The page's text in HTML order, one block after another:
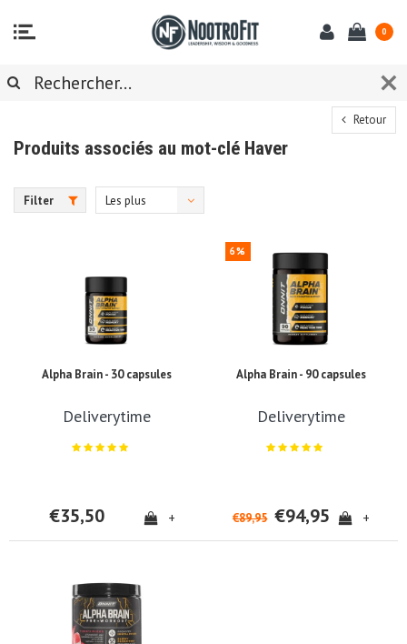
0
Retour
Produits associés au mot-clé Haver
Filter
Les plus
Alpha Brain - 30 capsules
Deliverytime
€35,50 +
6%
Alpha Brain - 90 capsules
Deliverytime
€89,95 €94,95 +